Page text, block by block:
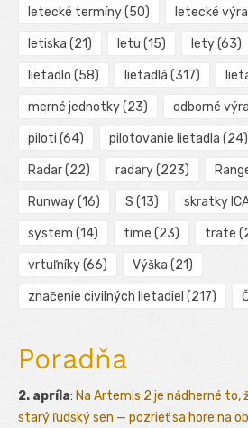
letecké termíny(50) letecké
letiska (21) letu (15) lety(63)
lietadlo (58) lietadlá (317)
merné jednotky(23) odborné
piloti (64) pilotovanie lietadla (24)
Radar(22) radary(223)
Runway(16) S (13) skratky
system (14) time (23) trate
vrtuľníky(66) Výška (21)
značenie civilných lietadiel (217)
Poradňa
2. apríla: Na Artemis 2 je nádherné to,
starý ľudský sen — pozrieť sa hore na